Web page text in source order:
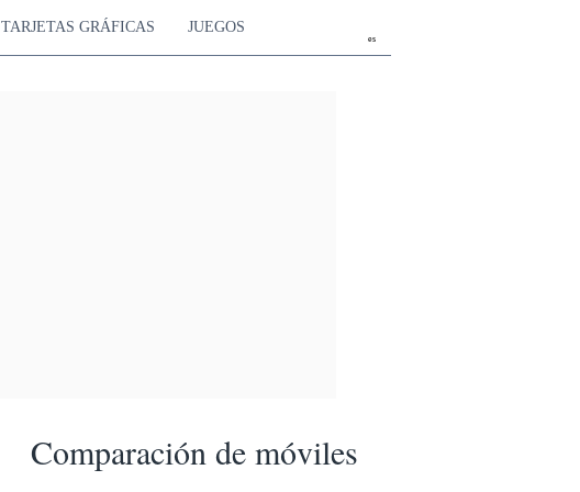
es
TARJETAS GRÁFICAS JUEGOS
Comparación de móviles